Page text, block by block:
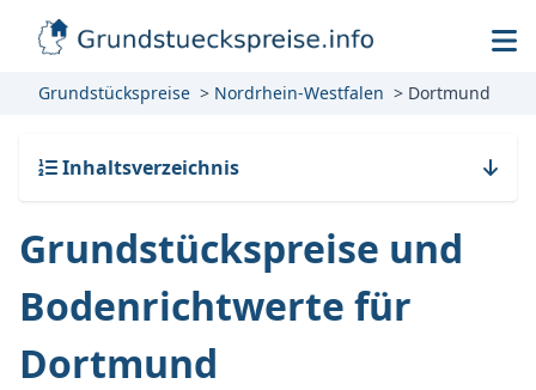
Grundstückspreise Nordrhein-Westfalen Dortmund
Inhaltsverzeichnis
Grundstückspreise und
Bodenrichtwerte für
Dortmund